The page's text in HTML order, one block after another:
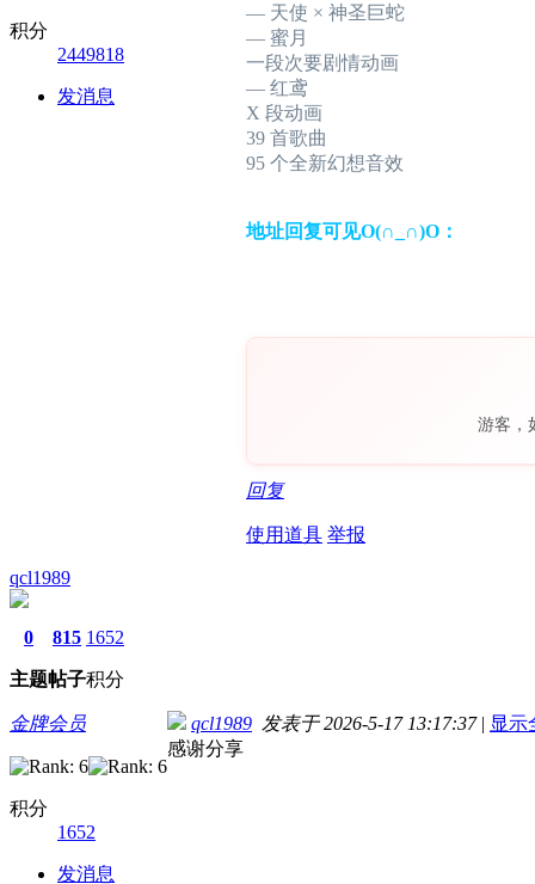
积分
2449818
发消息
— 天使 × 神圣巨蛇
— 蜜月
一段次要剧情动画
— 红鸢
X 段动画
39 首歌曲
95 个全新幻想音效
地址回复可见O(∩_∩)O：
游客，
回复
使用道具 举报
qcl1989
0
主题
815
帖子
1652
积分
金牌会员
积分
1652
发消息
qcl1989 发表于 2026-5-17 13:17:37 | 显示
感谢分享